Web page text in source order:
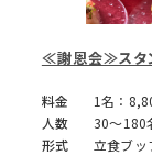
≪謝恩会≫スタ
料金
1名：
人数
30～180
形式
立食ブッ